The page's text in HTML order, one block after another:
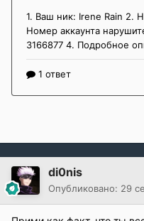
di0nis
Опубликовано: 29